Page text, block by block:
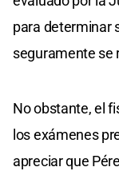
para determinar
seguramente se
No obstante, el
los exámenes
apreciar que